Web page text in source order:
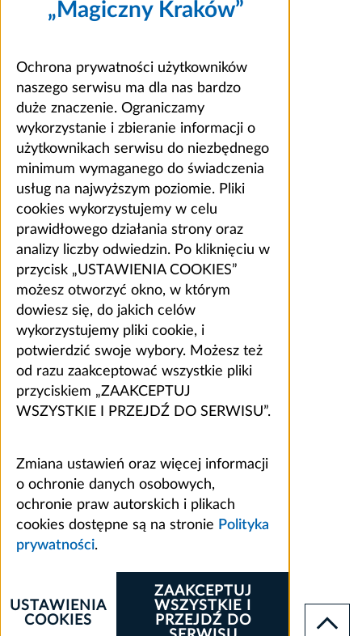
„Magiczny Kraków”
Ochrona prywatności użytkowników
naszego serwisu ma dla nas bardzo
duże znaczenie. Ograniczamy
wykorzystanie i zbieranie informacji o
użytkownikach serwisu do niezbędnego
minimum wymaganego do świadczenia
usług na najwyższym poziomie. Pliki
cookies wykorzystujemy w celu
prawidłowego działania strony oraz
analizy liczby odwiedzin. Po kliknięciu w
przycisk „USTAWIENIA COOKIES”
możesz otworzyć okno, w którym
dowiesz się, do jakich celów
wykorzystujemy pliki cookie, i
potwierdzić swoje wybory. Możesz też
od razu zaakceptować wszystkie pliki
przyciskiem „ZAAKCEPTUJ
WSZYSTKIE I PRZEJDŹ DO SERWISU”.
Zmiana ustawień oraz więcej informacji
o ochronie danych osobowych,
ochronie praw autorskich i plikach
cookies dostępne są na stronie Polityka
prywatności.
ZAAKCEPTUJ
WSZYSTKIE I
PRZEJDŹ DO
USTAWIENIA
COOKIES